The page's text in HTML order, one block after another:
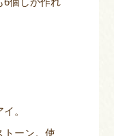
。
トーン。使